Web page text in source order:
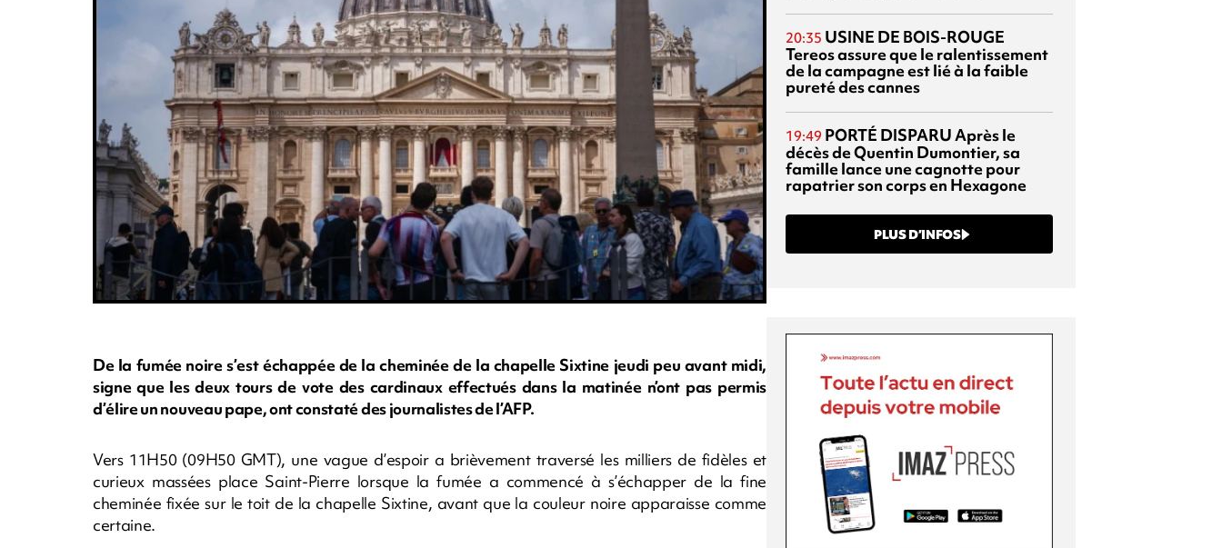
De la fumée noire s’est échappée de la cheminée de la chapelle Sixtine jeudi peu avant midi,
signe que les deux tours de vote des cardinaux effectués dans la matinée n’ont pas permis
d’élire un nouveau pape, ont constaté des journalistes de l’AFP.
Vers 11H50 (09H50 GMT), une vague d’espoir a brièvement traversé les milliers de fidèles et
curieux massées place Saint-Pierre lorsque la fumée a commencé à s’échapper de la fine
cheminée fixée sur le toit de la chapelle Sixtine, avant que la couleur noire apparaisse comme
certaine.
20:35 USINE DE BOIS-ROUGE
Tereos assure que le ralentissement
de la campagne est lié à la faible
pureté des cannes
19:49 PORTÉ DISPARUAprès le
décès de Quentin Dumontier, sa
famille lance une cagnotte pour
rapatrier son corps en Hexagone
PLUS D’INFOS